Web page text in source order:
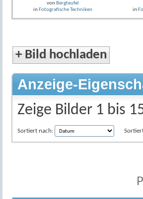
von Bergteufel
in Fotografische Techniken
in
+ Bild hochladen
Anzeige-
Zeige Bilder 1 bis
Sortiert nach: